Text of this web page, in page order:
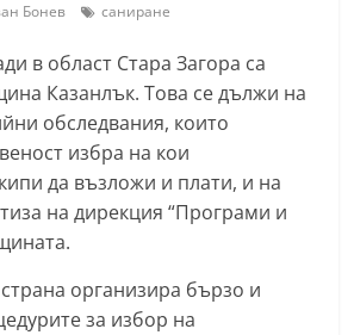
Бонев саниране
в област Стара Загора са
Казанлък. Това се дължи на
обследвания, които
избра на кои
да възложи и плати, и на
на дирекция “Програми и
организира бързо и
за избор на